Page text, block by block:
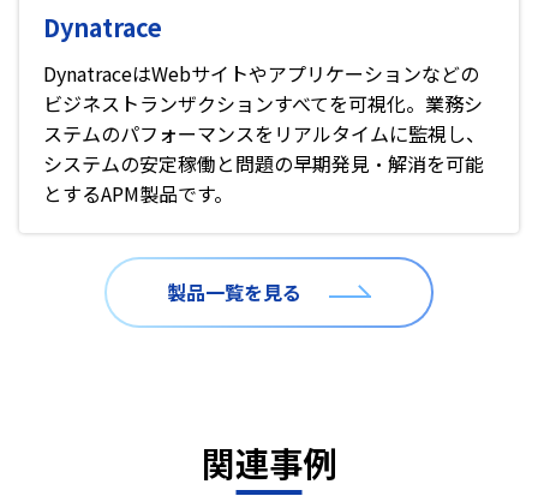
Dynatrace
DynatraceはWebサイトやアプリケーションなどの
ビジネストランザクションすべてを可視化。業務シ
ステムのパフォーマンスをリアルタイムに監視し、
システムの安定稼働と問題の早期発見・解消を可能
とするAPM製品です。
製品一覧を見る
関連事例